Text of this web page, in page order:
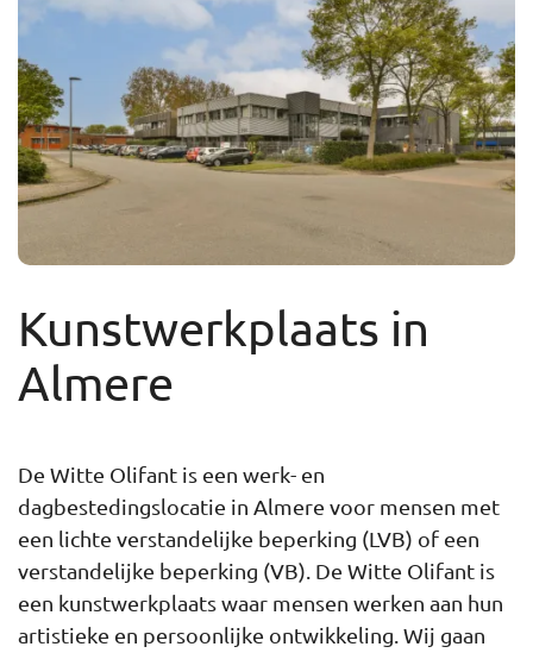
Kunstwerkplaats in
Almere
De Witte Olifant is een werk- en
dagbestedingslocatie in Almere voor mensen met
een lichte verstandelijke beperking (LVB) of een
verstandelijke beperking (VB). De Witte Olifant is
een kunstwerkplaats waar mensen werken aan hun
artistieke en persoonlijke ontwikkeling. Wij gaan